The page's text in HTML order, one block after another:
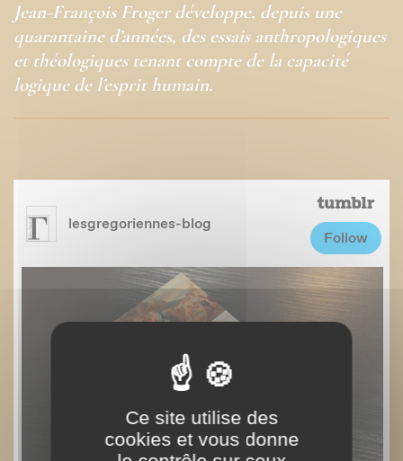
Jean-François Froger développe, depuis une
quarantaine d’années, des essais anthropologiques
et théologiques tenant compte de la capacité
logique de l’esprit humain.
Ce site utilise des
cookies et vous donne